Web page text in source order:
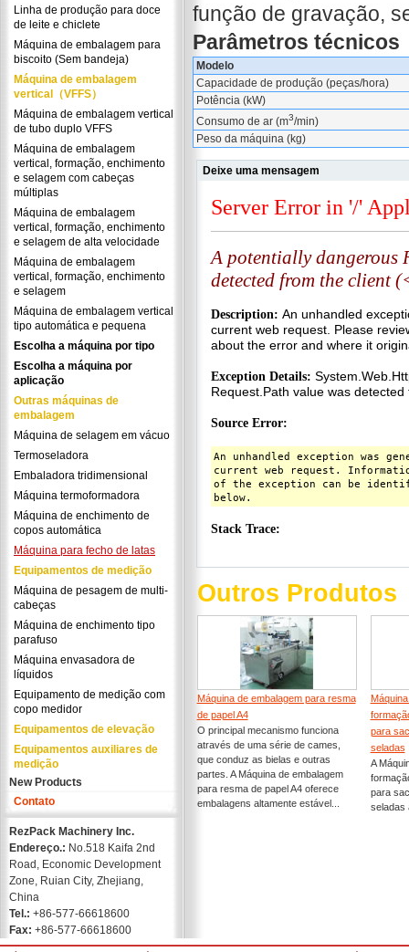
Linha de produção para doce
de leite e chiclete
Máquina de embalagem para
biscoito (Sem bandeja)
Máquina de embalagem
vertical（VFFS）
Máquina de embalagem vertical
de tubo duplo VFFS
Máquina de embalagem
vertical, formação, enchimento
e selagem com cabeças
múltiplas
Máquina de embalagem
vertical, formação, enchimento
e selagem de alta velocidade
Máquina de embalagem
vertical, formação, enchimento
e selagem
Máquina de embalagem vertical
tipo automática e pequena
Escolha a máquina por tipo
Escolha a máquina por
aplicação
Outras máquinas de
embalagem
Máquina de selagem em vácuo
Termoseladora
Embaladora tridimensional
Máquina termoformadora
Máquina de enchimento de
copos automática
Máquina para fecho de latas
Equipamentos de medição
Máquina de pesagem de multi-
cabeças
Máquina de enchimento tipo
parafuso
Máquina envasadora de
líquidos
Equipamento de medição com
copo medidor
Equipamentos de elevação
Equipamentos auxiliares de
medição
New Products
Contato
RezPack Machinery Inc.
Endereço.: No.518 Kaifa 2nd
Road, Economic Development
Zone, Ruian City, Zhejiang,
China
Tel.: +86-577-66618600
Fax: +86-577-66618600
função de gravação,
Parâmetros técnicos
Modelo
Capacidade de produção (peças/hora)
Potência (kW)
Consumo de ar (m3/min)
Peso da máquina (kg)
Deixe uma mensagem
Outros Produtos
Máquina de embalagem para resma
de papel A4
O principal mecanismo funciona
através de uma série de cames,
que conduz as bielas e outras
partes. A Máquina de embalagem
para resma de papel A4 oferece
embalagens altamente estável...
para
seladas
A
para
seladas